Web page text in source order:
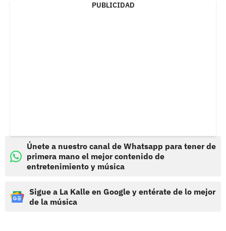
PUBLICIDAD
Únete a nuestro canal de Whatsapp para tener de
primera mano el mejor contenido de
entretenimiento y música
Sigue a La Kalle en Google y entérate de lo mejor
de la música